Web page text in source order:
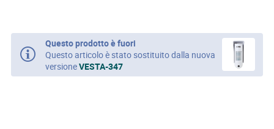
Questo prodotto è fuori
Questo articolo è stato sostituito dalla nuova
versioneVESTA-347